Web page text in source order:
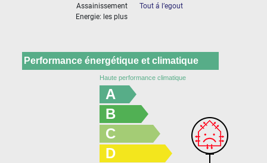
Assainissement
Tout á l’egout
Energie: les plus
Performance énergétique et climatique
Haute performance climatique
A
B
C
D